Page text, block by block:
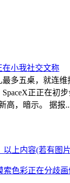
在小我社交文称
多五桌，就连
正正在初
高，暗示。 据报
以上内容(若有图
索色彩正在分歧